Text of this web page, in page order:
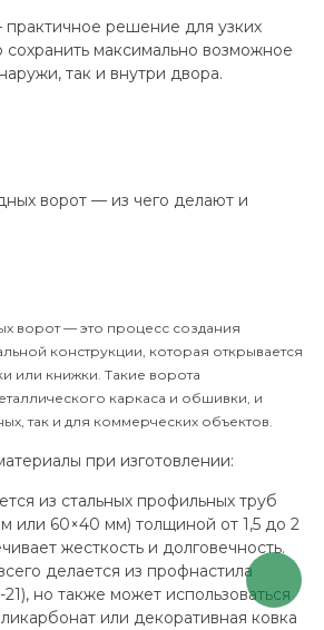
решение для узких
сохранить максимально возможное
так и внутри двора.
ворот — из чего делают и
ворот — это процесс создания
конструкции, которая открывается
или книжки. Такие ворота
каркаса и обшивки, и
так и для коммерческих объектов.
при изготовлении:
из стальных профильных труб
или 60×40 мм) толщиной от 1,5 до 2
жесткость и долговечность.
делается из профнастила
но также может использоваться
или декоративная ковка